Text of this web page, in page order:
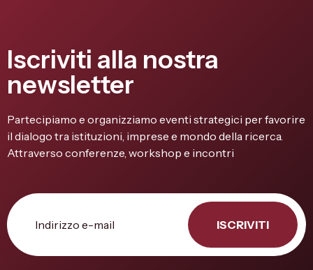
Iscriviti alla nostra
newsletter
Partecipiamo e organizziamo eventi strategici per favorire
il dialogo tra istituzioni, imprese e mondo della ricerca.
Attraverso conferenze, workshop e incontri
ISCRIVITI